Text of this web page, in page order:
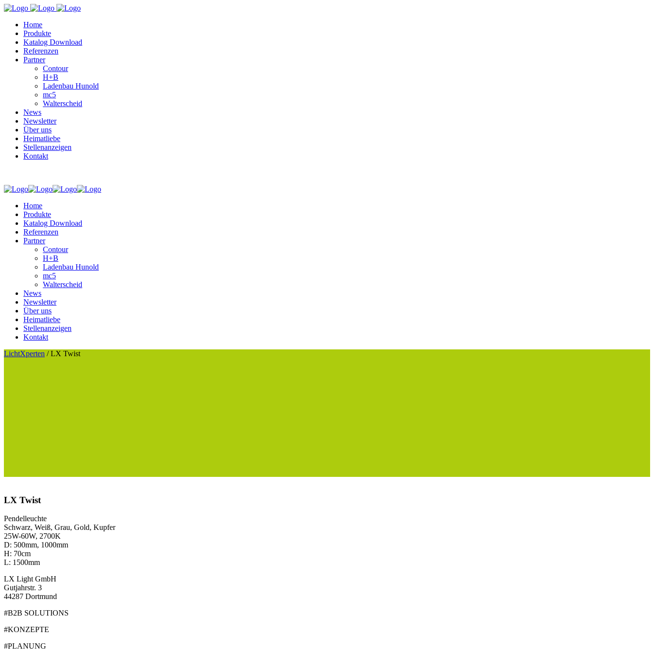
Home
Produkte
Katalog Download
Referenzen
Partner
Contour
H+B
Ladenbau Hunold
mc5
Walterscheid
News
Newsletter
Über uns
Heimatliebe
Stellenanzeigen
Kontakt
Home
Produkte
Katalog Download
Referenzen
Partner
Contour
H+B
Ladenbau Hunold
mc5
Walterscheid
News
Newsletter
Über uns
Heimatliebe
Stellenanzeigen
Kontakt
LichtXperten /LX Twist
LX Twist
Pendelleuchte
Schwarz, Weiß, Grau, Gold, Kupfer
25W-60W, 2700K
D: 500mm, 1000mm
H: 70cm
L: 1500mm
LX Light GmbH
Gutjahrstr. 3
44287 Dortmund
#B2B SOLUTIONS
#KONZEPTE
#PLANUNG